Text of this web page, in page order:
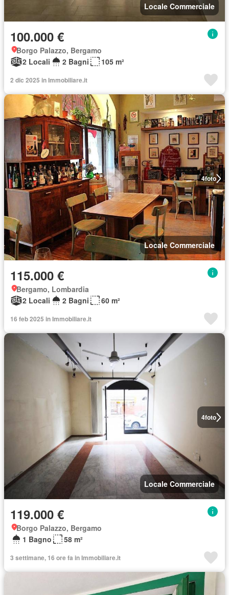
Locale Commerciale
100.000 €
Borgo Palazzo, Bergamo
2 Locali
2 Bagni 105 m²
2 dic 2025 in Immobiliare.it
4foto
Locale Commerciale
115.000 €
Bergamo, Lombardia
2 Locali
2 Bagni 60 m²
16 feb 2025 in Immobiliare.it
4foto
Locale Commerciale
119.000 €
Borgo Palazzo, Bergamo
1 Bagno
58 m²
3 settimane, 16 ore fa in Immobiliare.it